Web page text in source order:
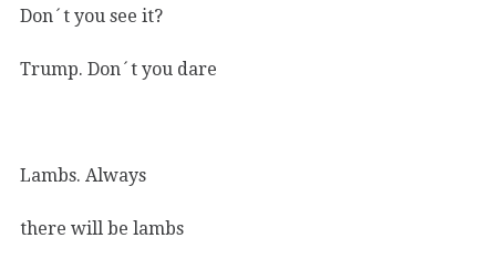
Don´t you see it?
Trump. Don´t you dare
Lambs. Always
there will be lambs